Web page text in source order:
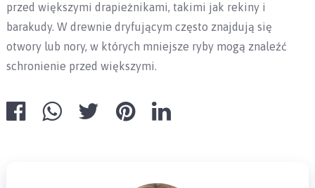
przed większymi drapieżnikami, takimi jak rekiny i
barakudy. W drewnie dryfującym często znajdują się
otwory lub nory, w których mniejsze ryby mogą znaleźć
schronienie przed większymi.